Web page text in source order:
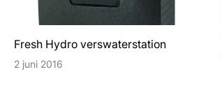
Fresh Hydro verswaterstation
2 juni 2016